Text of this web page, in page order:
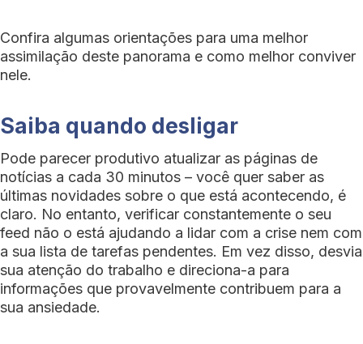
Confira algumas orientações para uma melhor
assimilação deste panorama e como melhor conviver
nele.
Saiba quando desligar
Pode parecer produtivo atualizar as páginas de
notícias a cada 30 minutos – você quer saber as
últimas novidades sobre o que está acontecendo, é
claro. No entanto, verificar constantemente o seu
feed não o está ajudando a lidar com a crise nem com
a sua lista de tarefas pendentes. Em vez disso, desvia
sua atenção do trabalho e direciona-a para
informações que provavelmente contribuem para a
sua ansiedade.